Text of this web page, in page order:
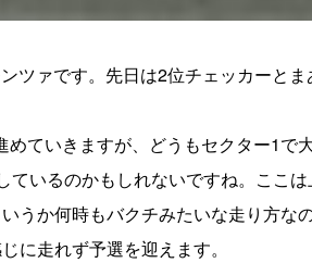
ツァです。先日は2位チェッカーとま
ていきますが、どうもセクター1で
ているのかもしれないですね。ここ
うか何時もバクチみたいな走り方な
に走れず予選を迎えます。